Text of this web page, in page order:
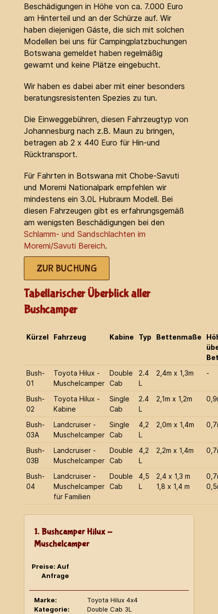
Beschädigungen in Höhe von ca. 7.000 Euro
am Hinterteil und an der Schürze auf. Wir
haben diejenigen Gäste, die sich mit solchen
Modellen bei uns für Campingplatzbuchungen
Botswana gemeldet haben regelmäßig
gewarnt und keine Plätze eingebucht.
Wir haben es dabei aber mit einer besonders
beratungsresistenten Spezies zu tun.
Die Einweggebühren, diesen Fahrzeugtyp von
Johannesburg nach z.B. Maun zu bringen,
betragen ab 2 x 440 Euro für Hin-und
Rücktransport.
Für Fahrten in Botswana mit Chobe-Savuti
und Moremi Nationalpark empfehlen wir
mindestens ein 3.0L Hubraum Modell. Bei
diesen Fahrzeugen gibt es erfahrungsgemäß
am wenigsten Beschädigungen bei den
Schlamm- und Sandschlachten im
Moremi/Savuti Bereich.
ZUR BUCHUNG
Tabellarischer Überblick aller
Bushcamper
Kürzel Fahrzeug Kabine Typ Bettenmaße
Bush-
01
Toyota Hilux -
Muschelcamper
Double
Cab
2.4
L
2,4m x 1,3m -
Bush-
02
Toyota Hilux -
Kabine
Single
Cab
2.4
L
2,1m x 1,2m
Bush-
03A
Landcruiser -
Muschelcamper
Single
Cab
4,2
L
2,0m x 1,4m
Bush-
03B
Landcruiser -
Muschelcamper
Double
Cab
4,2
L
2,2m x 1,4m
Bush-
04
Landcruiser -
Muschelcamper
für Familien
Double
Cab
4,5
L
2,4 x 1,3 m
1,8 x 1,4 m
1. Bushcamper Hilux -
Muschelcamper
Preise: Auf
Anfrage
Marke:
Toyota Hilux 4x4
Kategorie:
Double Cab 3L